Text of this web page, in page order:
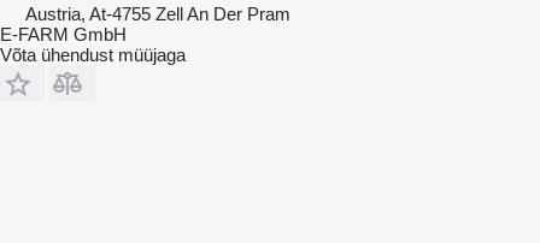
Austria, At-4755 Zell An Der Pram
E-FARM GmbH
Võta ühendust müüjaga